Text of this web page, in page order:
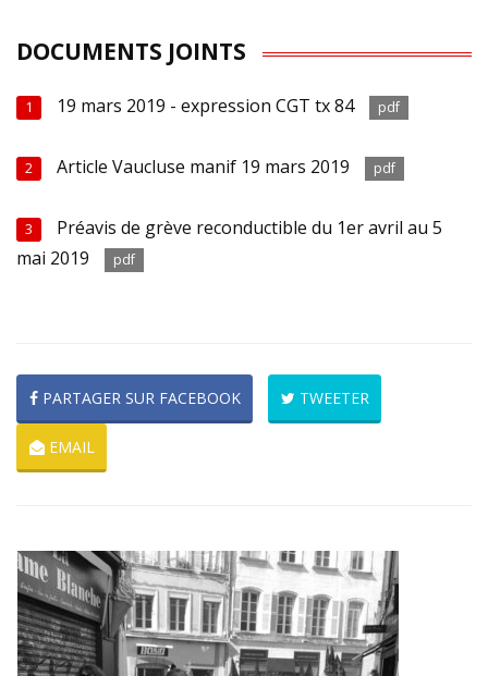
DOCUMENTS JOINTS
1 19 mars 2019 - expression CGT tx 84 pdf
2 Article Vaucluse manif 19 mars 2019 pdf
3
Préavis de grève reconductible du 1er avril au 5
mai 2019
pdf
PARTAGER SUR FACEBOOK TWEETER
EMAIL